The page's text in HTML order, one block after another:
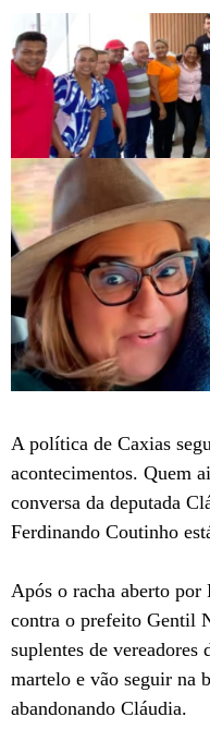
A política de Caxias
acontecimentos. Quem
conversa da deputada
Ferdinando Coutinho
Após o racha aberto
contra o prefeito Gentil
suplentes de
martelo e vão seguir na
abandonando Cláudia.